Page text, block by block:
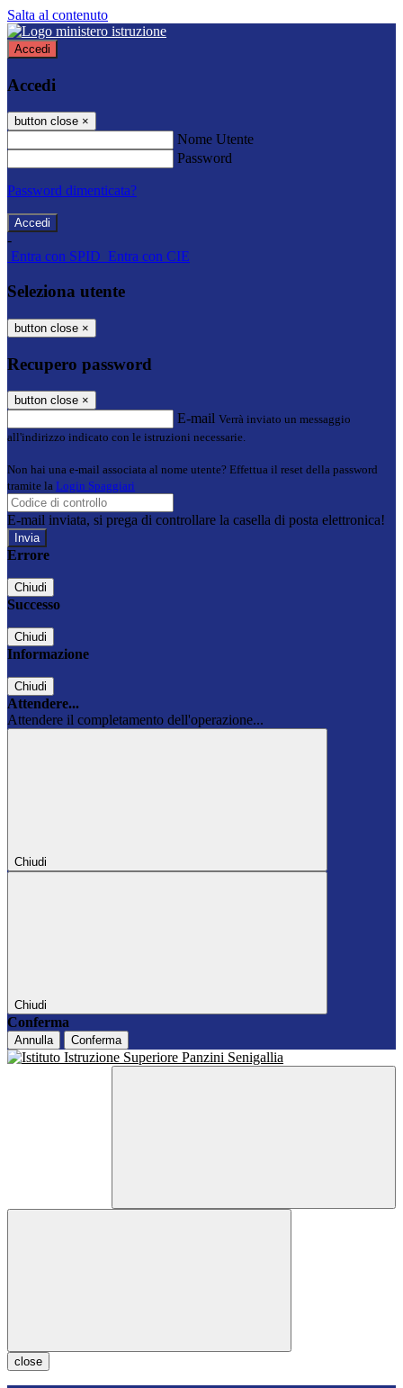
Salta al contenuto
Accedi
Accedi
button close ×
Nome Utente
Password
Password dimenticata?
-
Entra con SPID Entra con CIE
Seleziona utente
button close ×
Recupero password
button close ×
E-mail Verrà inviato un messaggio
all'indirizzo indicato con le istruzioni necessarie.
Non hai una e-mail associata al nome utente? Effettua il reset della password
tramite la Login Spaggiari
E-mail inviata, si prega di controllare la casella di posta elettronica!
Errore
Chiudi
Successo
Chiudi
Informazione
Chiudi
Attendere...
Attendere il completamento dell'operazione...
Chiudi
Chiudi
Conferma
Annulla Conferma
close